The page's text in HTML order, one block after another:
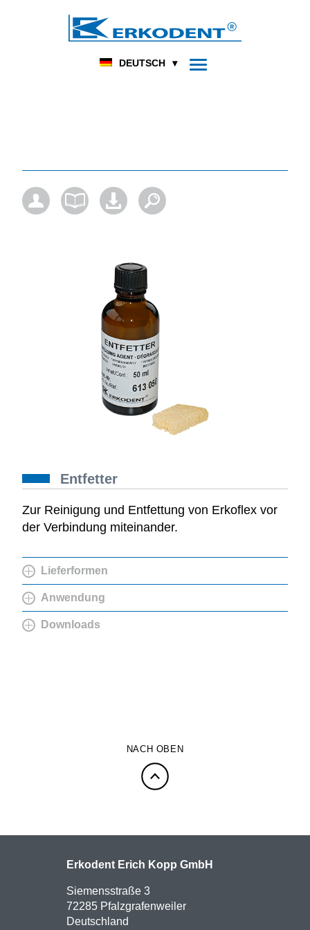
DEUTSCH
DENTAL FUSSORTHOPÄDIE
HOME PRODUKT
Entfetter
Zur Reinigung und Entfettung von Erkoflex vor
der Verbindung miteinander.
Lieferformen
Anwendung
Downloads
NACH OBEN
Erkodent Erich Kopp GmbH
Siemensstraße 3
72285 Pfalzgrafenweiler
Deutschland